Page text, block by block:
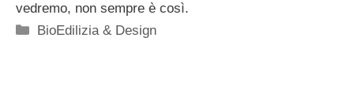
vedremo, non sempre è così.
Categorie
BioEdilizia & Design